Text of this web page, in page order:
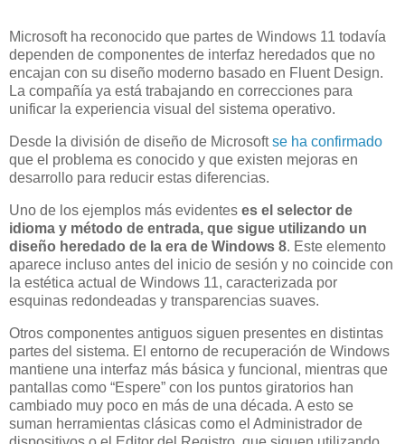
Microsoft ha reconocido que partes de Windows 11 todavía
dependen de componentes de interfaz heredados que no
encajan con su diseño moderno basado en Fluent Design.
La compañía ya está trabajando en correcciones para
unificar la experiencia visual del sistema operativo.
Desde la división de diseño de Microsoftse ha confirmado
que el problema es conocido y que existen mejoras en
desarrollo para reducir estas diferencias.
Uno de los ejemplos más evidentes es el selector de
idioma y método de entrada, que sigue utilizando un
diseño heredado de la era de Windows 8. Este elemento
aparece incluso antes del inicio de sesión y no coincide con
la estética actual de Windows 11, caracterizada por
esquinas redondeadas y transparencias suaves.
Otros componentes antiguos siguen presentes en distintas
partes del sistema. El entorno de recuperación de Windows
mantiene una interfaz más básica y funcional, mientras que
pantallas como “Espere” con los puntos giratorios han
cambiado muy poco en más de una década. A esto se
suman herramientas clásicas como el Administrador de